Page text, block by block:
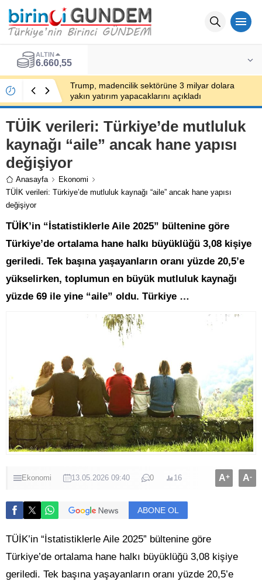
ALTIN
6.660,55
Trump, madencilik sektörüne 3 milyar dolara
yakın yatırım yapacaklarını açıkladı
TÜİK verileri: Türkiye’de mutluluk
kaynağı “aile” ancak hane yapısı
değişiyor
Anasayfa
Ekonomi
TÜİK verileri: Türkiye’de mutluluk kaynağı “aile” ancak hane yapısı
değişiyor
TÜİK’in “İstatistiklerle Aile 2025” bültenine göre
Türkiye’de ortalama hane halkı büyüklüğü 3,08 kişiye
geriledi. Tek başına yaşayanların oranı yüzde 20,5’e
yükselirken, toplumun en büyük mutluluk kaynağı
yüzde 69 ile yine “aile” oldu. Türkiye …
Ekonomi 13.05.2026 09:40 0 16 A+ A-
ABONE OL
TÜİK’in “İstatistiklerle Aile 2025” bültenine göre
Türkiye’de ortalama hane halkı büyüklüğü 3,08 kişiye
geriledi. Tek başına yaşayanların oranı yüzde 20,5’e